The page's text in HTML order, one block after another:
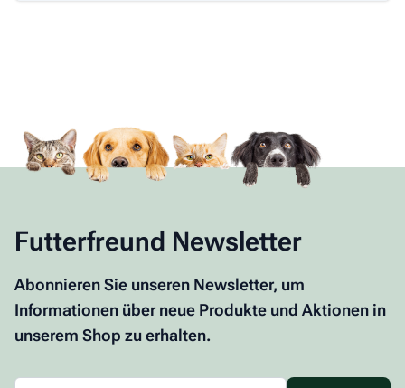
Futterfreund Newsletter
Abonnieren Sie unseren Newsletter, um
Informationen über neue Produkte und Aktionen in
unserem Shop zu erhalten.